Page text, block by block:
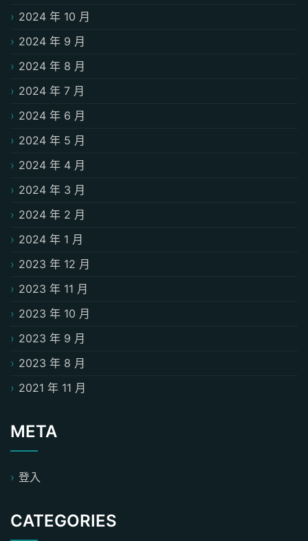
2024 年 10 月
2024 年 9 月
2024 年 8 月
2024 年 7 月
2024 年 6 月
2024 年 5 月
2024 年 4 月
2024 年 3 月
2024 年 2 月
2024 年 1 月
2023 年 12 月
2023 年 11 月
2023 年 10 月
2023 年 9 月
2023 年 8 月
2021 年 11 月
META
登入
CATEGORIES